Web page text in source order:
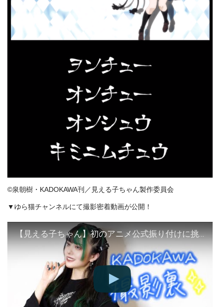
©泉朝樹・KADOKAWA刊／見える子ちゃん製作委員会
▼ゆら猫チャンネルにて撮影密着動画が公開！
【見える子ちゃん】初のアニメ公式振り付けに挑戦！！！【密着】